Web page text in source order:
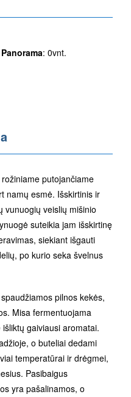
Panorama: 0vnt.
putojančiame
namų esmė. Išskirtinis ir
vunuogių veislių mišinio
suteikia jam išskirtinę
siekiant išgauti
po kurio seka švelnus
pilnos kekės,
Misa fermentuojama
gaiviausi aromatai.
o buteliai dedami
temperatūrai ir drėgmei,
Pasibaigus
yra pašalinamos, o